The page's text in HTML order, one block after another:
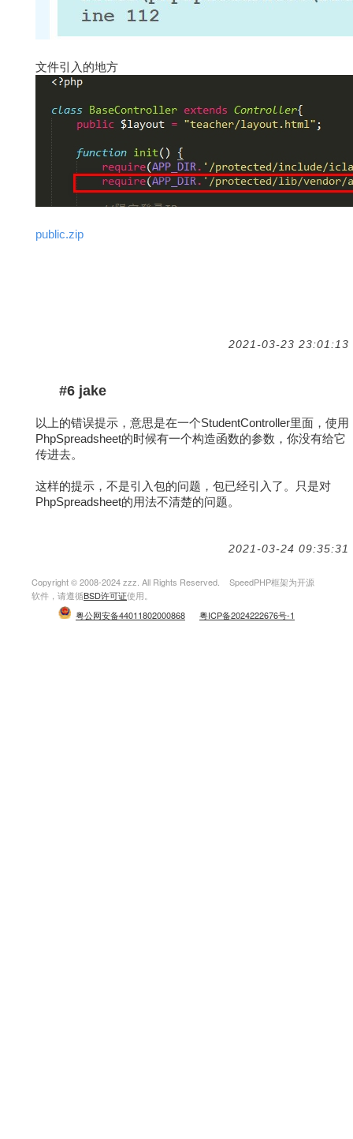
文件引入的地方
public.zip
2021-03-23 23:01:13
#6 jake
以上的错误提示，意思是在一个StudentController里面，使用
PhpSpreadsheet的时候有一个构造函数的参数，你没有给它
传进去。
这样的提示，不是引入包的问题，包已经引入了。只是对
PhpSpreadsheet的用法不清楚的问题。
2021-03-24 09:35:31
Copyright © 2008-2024 zzz. All Rights Reserved. SpeedPHP框架为开源
软件，请遵循BSD许可证使用。
粤公网安备44011802000868
粤ICP备2024222676号-1